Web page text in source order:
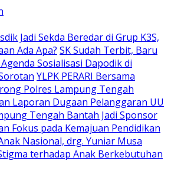
Jadi Sekda Beredar di Grup K3S,
Ada Apa? SK Sudah Terbit, Baru
Sosialisasi Dapodik di
YLPK PERARI Bersama
Polres Lampung Tengah
Laporan Dugaan Pelanggaran UU
Tengah Bantah Jadi Sponsor
Fokus pada Kemajuan Pendidikan
Nasional, drg. Yuniar Musa
terhadap Anak Berkebutuhan